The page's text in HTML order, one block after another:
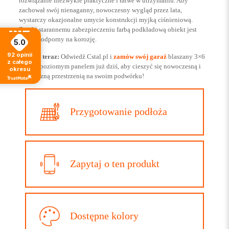
zachował swój nienaganny, nowoczesny wygląd przez lata,
wystarczy okazjonalne umycie konstrukcji myjką ciśnieniową.
Dzięki starannemu zabezpieczeniu farbą podkładową obiekt jest
wysoce odporny na korozję.
Zamów teraz: Odwiedź Cstal.pl i zamów swój garażblaszany 3×6
grafit z poziomym panelem już dziś, aby cieszyć się nowoczesną i
bezpieczną przestrzenią na swoim podwórku!
Przygotowanie podłoża
Zapytaj o ten produkt
Dostępne kolory
5.0
92 opinii
z całego
okresu